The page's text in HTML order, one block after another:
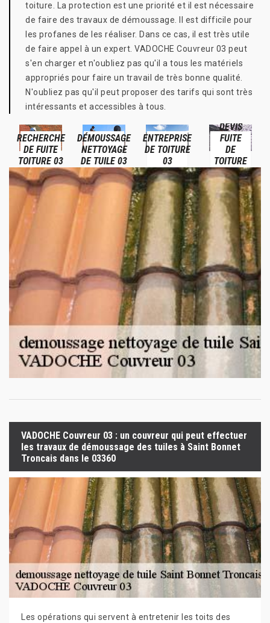
toiture. La protection est une priorité et il est nécessaire
de faire des travaux de démoussage. Il est difficile pour
les profanes de les réaliser. Dans ce cas, il est très utile
de faire appel à un expert. VADOCHE Couvreur 03 peut
s'en charger et n'oubliez pas qu'il a tous les matériels
appropriés pour faire un travail de très bonne qualité.
N'oubliez pas qu'il peut proposer des tarifs qui sont très
intéressants et accessibles à tous.
RECHERCHE
DE FUITE
TOITURE 03
DÉMOUSSAGE
NETTOYAGE
DE TUILE 03
ENTREPRISE
DE TOITURE
03
DEVIS
FUITE
DE
TOITURE
03
VADOCHE Couvreur 03 : un couvreur qui peut effectuer
les travaux de démoussage des tuiles à Saint Bonnet
Troncais dans le 03360
Les opérations qui servent à entretenir les toits des